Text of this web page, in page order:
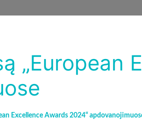
„European
Excellence Awards 2024“